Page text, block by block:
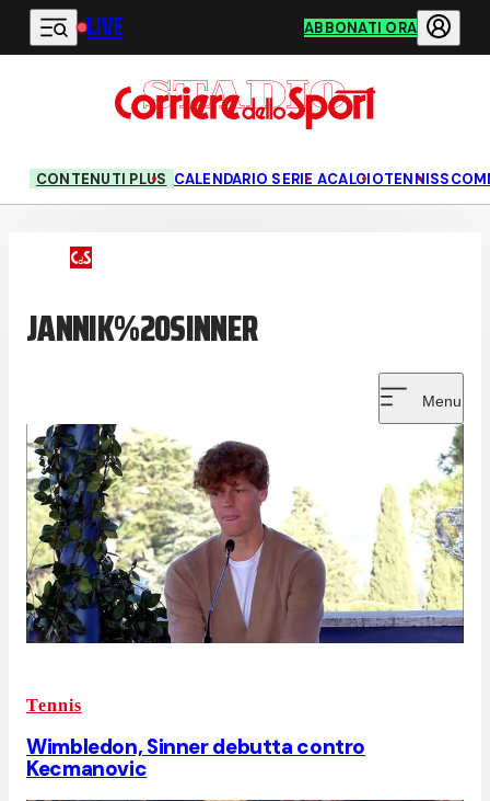
Vai al contenuto principale
LIVE ABBONATI ORA
CONTENUTI PLUS CALENDARIO SERIE ACALCIOTENNIS
JANNIK%20SINNER
Menu
Tennis
Wimbledon, Sinner debutta contro
Kecmanovic